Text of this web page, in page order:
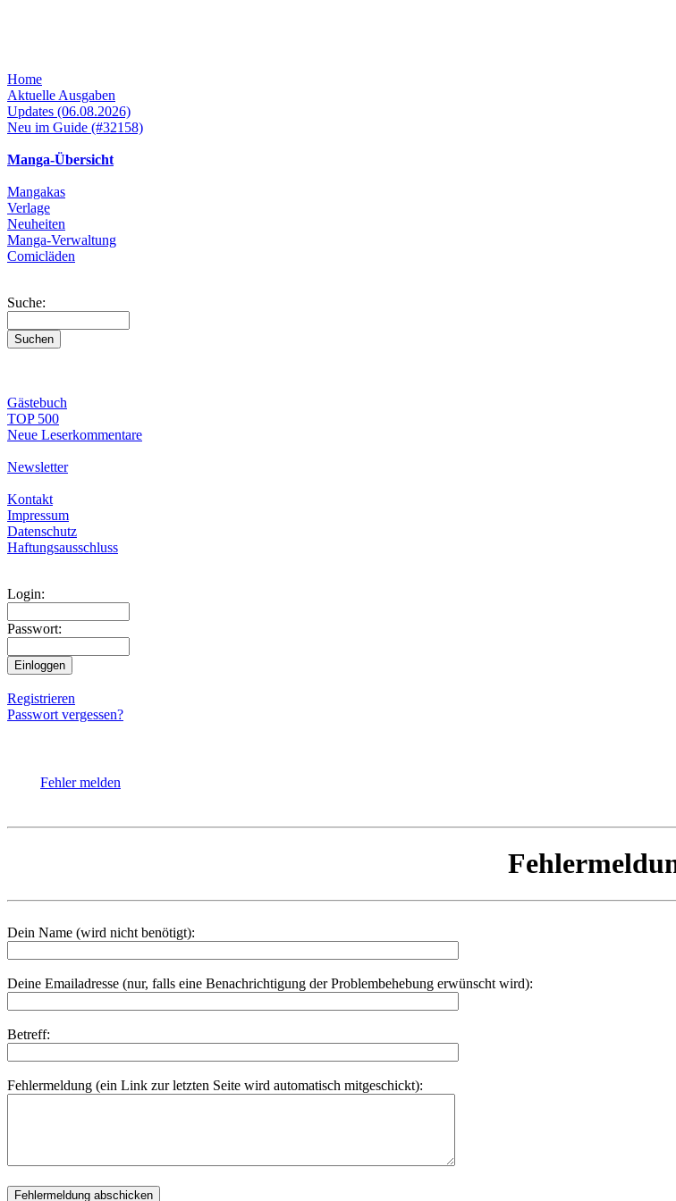
Home
Aktuelle Ausgaben
Updates (06.08.2026)
Neu im Guide (#32158)
Manga-Übersicht
Mangakas
Verlage
Neuheiten
Manga-Verwaltung
Comicläden
Suche:
Gästebuch
TOP 500
Neue Leserkommentare
Newsletter
Kontakt
Impressum
Datenschutz
Haftungsausschluss
Login:
Passwort:
Registrieren
Passwort vergessen?
Fehler melden
Dein Name (wird nicht benötigt):
Deine Emailadresse (nur, falls eine Benachrichtigung der Problembehebung erwünscht wird):
Betreff:
Fehlermeldung (ein Link zur letzten Seite wird automatisch mitgeschickt):
Fehlermeldung abschicken